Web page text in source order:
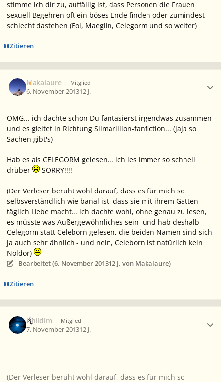
stimme ich dir zu, auffällig ist, dass Personen die Frauen
sexuell Begehren oft ein böses Ende finden oder zumindest
schlecht dastehen (Eol, Maeglin, Celegorm und so weiter)
Zitieren
Makalaure Mitglied
6. November 201312 J.
OMG... ich dachte schon Du fantasierst irgendwas zusammen
und es gleitet in Richtung Silmarillion-fanfiction... (jaja so
Sachen gibt's)
Hab es als CELEGORM gelesen... ich les immer so schnell
drüber
SORRY!!!!
(Der Verleser beruht wohl darauf, dass es für mich so
selbsverständlich wie banal ist, dass sie mit ihrem Gatten
täglich Liebe macht... ich dachte wohl, ohne genau zu lesen,
es müsste was Außergewöhnliches sein und hab deshalb
Celegorm statt Celeborn gelesen, die beiden Namen sind sich
ja auch sehr ähnlich - und nein, Celeborn ist natürlich kein
Noldor)
Bearbeitet (6. November 201312 J. von Makalaure)
Zitieren
Ithildim Mitglied
7. November 201312 J.
(Der Verleser beruht wohl darauf, dass es für mich so